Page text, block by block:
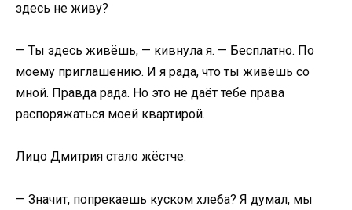
здесь не живу?
— Ты здесь живёшь, — кивнула я. — Бесплатно. По
моему приглашению. И я рада, что ты живёшь со
мной. Правда рада. Но это не даёт тебе права
распоряжаться моей квартирой.
Лицо Дмитрия стало жёстче:
— Значит, попрекаешь куском хлеба? Я думал, мы